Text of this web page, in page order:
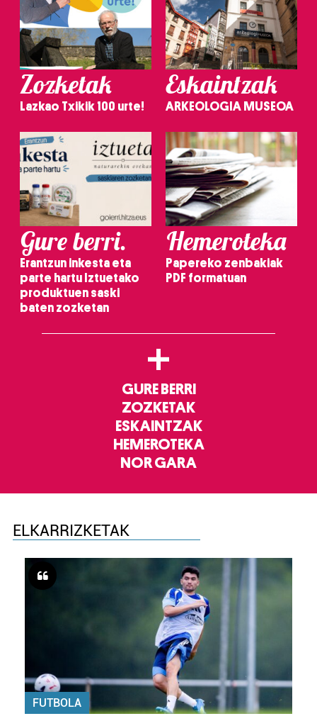
Zozketak
Lazkao Txikik 100 urte!
Eskaintzak
ARKEOLOGIA MUSEOA
Gure berri.
Erantzun inkesta eta
parte hartu Iztuetako
produktuen saski
baten zozketan
Hemeroteka
Papereko zenbakiak
PDF formatuan
+
GURE BERRI
ZOZKETAK
ESKAINTZAK
HEMEROTEKA
NOR GARA
ELKARRIZKETAK
FUTBOLA